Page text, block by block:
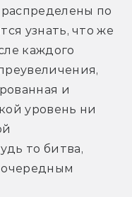
по
узнать, что же
каждого
и
уровень ни
то битва,
очередным